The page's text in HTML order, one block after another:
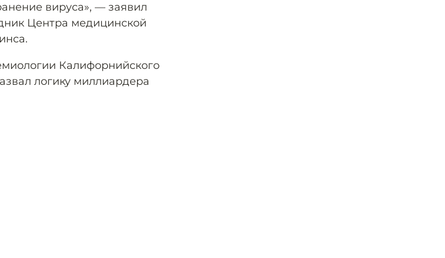
вируса», — заявил
Центра медицинской
Калифорнийского
логику миллиардера